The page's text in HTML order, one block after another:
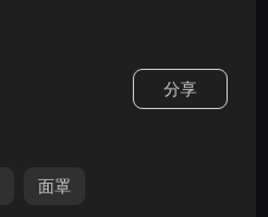
分享
面罩